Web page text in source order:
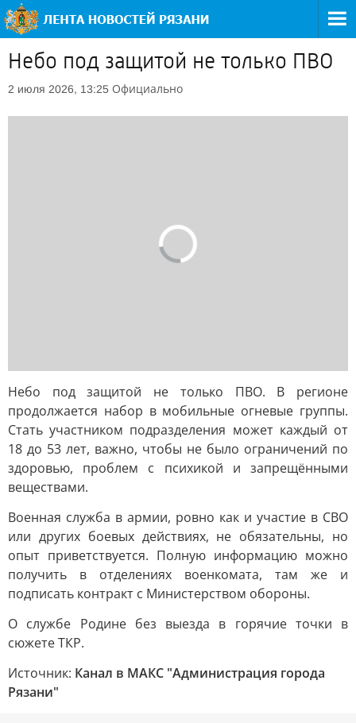
Небо под защитой не только ПВО
2 июля 2026, 13:25 Официально
Небо под защитой не только ПВО. В регионе
продолжается набор в мобильные огневые группы.
Стать участником подразделения может каждый от
18 до 53 лет, важно, чтобы не было ограничений по
здоровью, проблем с психикой и запрещёнными
веществами.
Военная служба в армии, ровно как и участие в СВО
или других боевых действиях, не обязательны, но
опыт приветствуется. Полную информацию можно
получить в отделениях военкомата, там же и
подписать контракт с Министерством обороны.
О службе Родине без выезда в горячие точки в
сюжете ТКР.
Источник: Канал в МАКС "Администрация города
Рязани"